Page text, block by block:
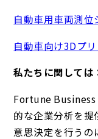
自動車用車両測位
自動車向け3Dプ
私たちに関しては
Fortune
的な企業分析を
意思決定を行うの